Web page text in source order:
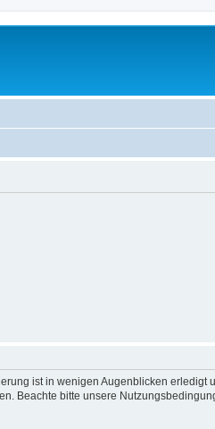
ist in wenigen Augenblicken
Beachte bitte unsere